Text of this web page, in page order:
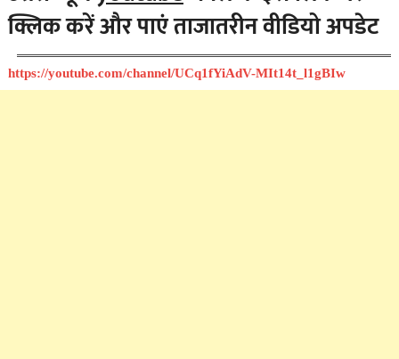
क्लिक करें और पाएं ताजातरीन वीडियो अपडेट
https://youtube.com/channel/UCq1fYiAdV-MIt14t_l1gBIw